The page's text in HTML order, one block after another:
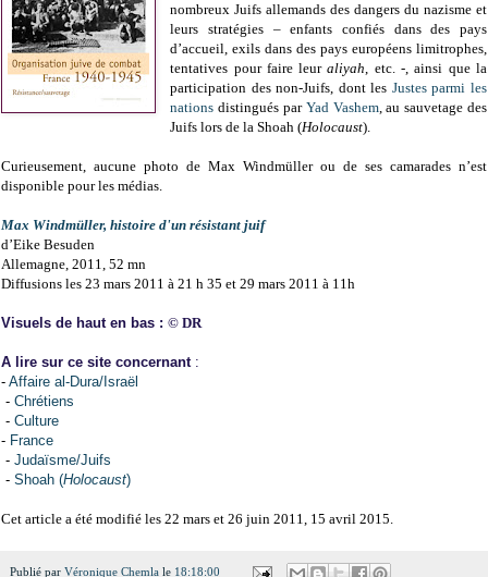
nombreux Juifs allemands des dangers du nazisme et
leurs stratégies – enfants confiés dans des pays
d’accueil, exils dans des pays européens limitrophes,
tentatives pour faire leuraliyah, etc. -, ainsi que la
participation des non-Juifs, dont les Justes parmi les
nations distingués par Yad Vashem, au sauvetage des
Juifs lors de la Shoah (Holocaust).
Curieusement, aucune photo de Max Windmüller ou de ses camarades n’est
disponible pour les médias.
Max Windmüller, histoire d'un résistant juif
d’Eike Besuden
Allemagne, 2011, 52 mn
Diffusions les 23 mars 2011 à 21 h 35 et 29 mars 2011 à 11h
Visuels de haut en bas : © DR
A lire sur ce site concernant:
- Affaire al-Dura/Israël
- Chrétiens
- Culture
- France
- Judaïsme/Juifs
- Shoah (Holocaust)
Cet article a été modifié les 22 mars et 26 juin 2011, 15 avril 2015.
Publié par Véronique Chemla le 18:18:00